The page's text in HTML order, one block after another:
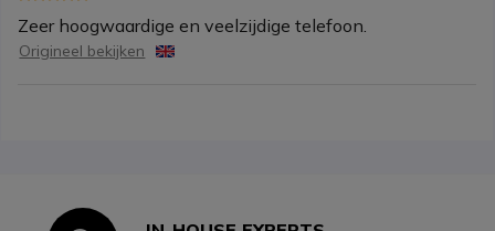
Zeer hoogwaardige en veelzijdige telefoon.
Origineel bekijken